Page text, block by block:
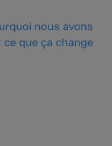
nous avons
que ça change